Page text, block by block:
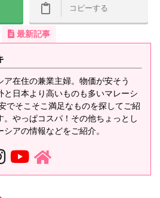
コピーする
最新記事
ア在住の兼業主婦。物価が安そう
と日本より高いものも多いマレーシ
でそこそこ満足なものを探してご紹
。やっぱコスパ！その他ちょっとし
シアの情報などをご紹介。